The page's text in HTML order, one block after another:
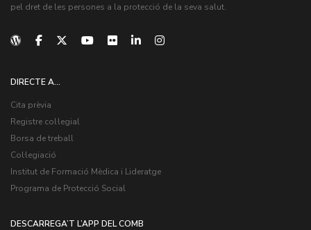
pel dret de les persones a la protecció de la seva salut.
DIRECTE A...
Cita prèvia
Registre col·legial
Borsa de treball
Col·legiació
Institut de Formació Mèdica i Lideratge
Programa de Protecció Social
DESCARREGA’T L’APP DEL COMB